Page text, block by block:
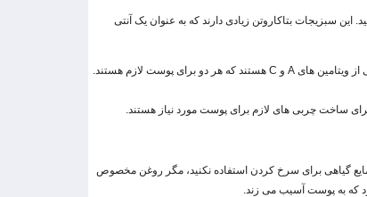
سبزیجات بتاکاروتن زیادی دارند که به عنوان یک آنتی
4. طالبی، هویج و زردآلو مواد غذایی مفیدی برای پوست خشک هستند، زیرا غنی از ویتامین های A و C هستند که هر دو برای پوست لازم هستند.
گیاهی برای سرخ کردن استفاده نکنید، مگر روغن مخصوص
که به پوست آسیب می زند.